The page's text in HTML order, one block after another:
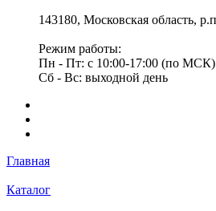
143180, Московская область,
Режим работы:
Пн - Пт: с 10:00-17:00 (по МСК)
Сб - Вс: выходной день
Главная
Каталог